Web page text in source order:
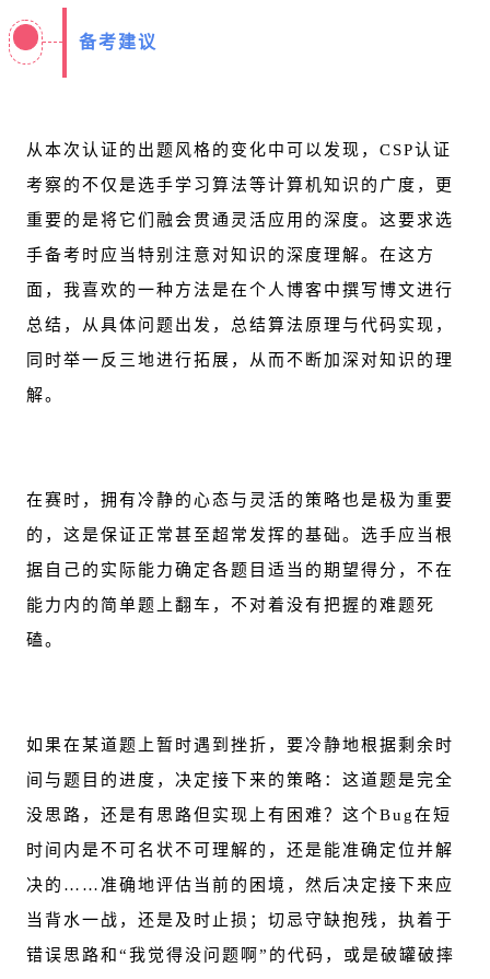
备考建议
从本次认证的出题风格的变化中可以发现，CSP认证
考察的不仅是选手学习算法等计算机知识的广度，更
重要的是将它们融会贯通灵活应用的深度。这要求选
手备考时应当特别注意对知识的深度理解。在这方
面，我喜欢的一种方法是在个人博客中撰写博文进行
总结，从具体问题出发，总结算法原理与代码实现，
同时举一反三地进行拓展，从而不断加深对知识的理
解。
在赛时，拥有冷静的心态与灵活的策略也是极为重要
的，这是保证正常甚至超常发挥的基础。选手应当根
据自己的实际能力确定各题目适当的期望得分，不在
能力内的简单题上翻车，不对着没有把握的难题死
磕。
如果在某道题上暂时遇到挫折，要冷静地根据剩余时
间与题目的进度，决定接下来的策略：这道题是完全
没思路，还是有思路但实现上有困难？这个Bug在短
时间内是不可名状不可理解的，还是能准确定位并解
决的……准确地评估当前的困境，然后决定接下来应
当背水一战，还是及时止损；切忌守缺抱残，执着于
错误思路和“我觉得没问题啊”的代码，或是破罐破摔